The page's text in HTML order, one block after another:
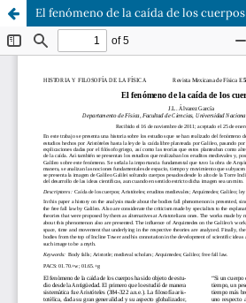
El fenómeno de la caída de los cuerpos